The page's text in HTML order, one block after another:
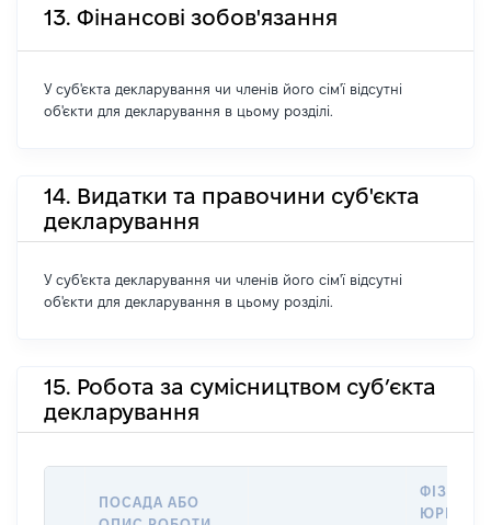
13. Фінансові зобов'язання
У суб'єкта декларування чи членів його сім'ї відсутні
об'єкти для декларування в цьому розділі.
14. Видатки та правочини суб'єкта
декларування
У суб'єкта декларування чи членів його сім'ї відсутні
об'єкти для декларування в цьому розділі.
15. Робота за сумісництвом суб’єкта
декларування
ПОСАДА АБО